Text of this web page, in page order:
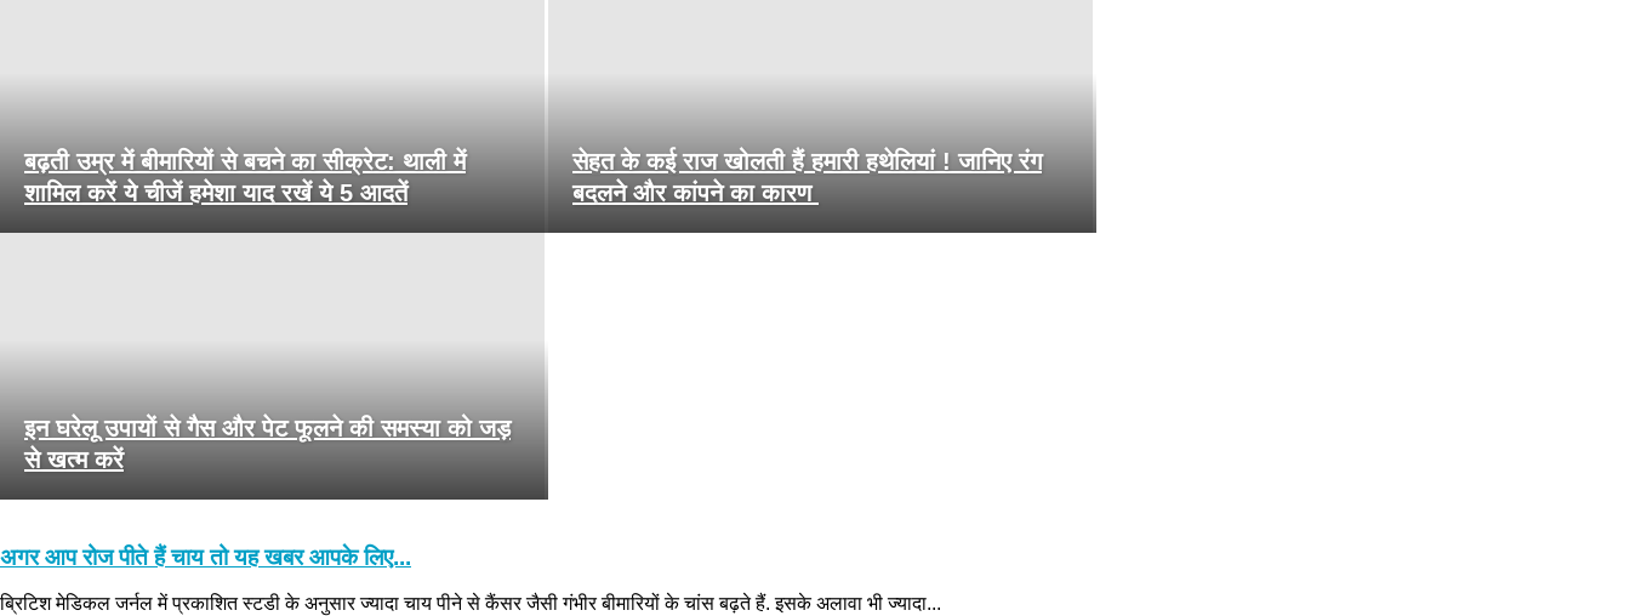
बढ़ती उम्र में बीमारियों से बचने का सीक्रेट: थाली में
शामिल करें ये चीजें हमेशा याद रखें ये 5 आदतें
सेहत के कई राज खोलती हैं हमारी हथेलियां ! जानिए रंग
बदलने और कांपने का कारण
इन घरेलू उपायों से गैस और पेट फूलने की समस्या को जड़
से खत्म करें
अगर आप रोज पीते हैं चाय तो यह खबर आपके लिए...
ब्रिटिश मेडिकल जर्नल में प्रकाशित स्टडी के अनुसार ज्यादा चाय पीने से कैंसर जैसी गंभीर बीमारियों के चांस बढ़ते हैं. इसके अलावा भी ज्यादा...